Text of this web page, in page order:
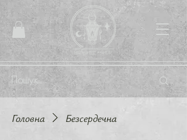
Головна Безсердечна